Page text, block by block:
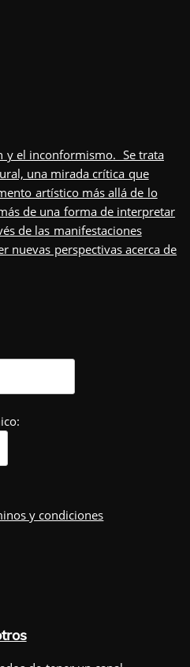
y el inconformismo. Se trata
una mirada crítica que
artístico más allá de lo
de una forma de interpretar
de las manifestaciones
nuevas perspectivas acerca de
y condiciones